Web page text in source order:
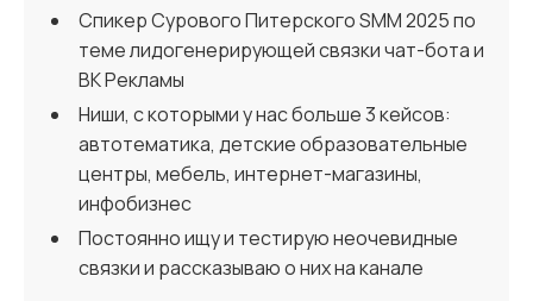
Спикер Сурового Питерского SMM 2025 по
теме лидогенерирующей связки чат-бота и
ВК Рекламы
Ниши, с которыми у нас больше 3 кейсов:
автотематика, детские образовательные
центры, мебель, интернет-магазины,
инфобизнес
Постоянно ищу и тестирую неочевидные
связки и рассказываю о них на канале